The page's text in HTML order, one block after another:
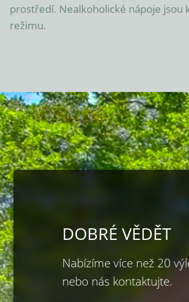
prostředí. Nealkoholické nápoje jsou
režimu.
DOBRÉ VĚDĚT
Nabízíme více než 20
nebo nás kontaktujte.